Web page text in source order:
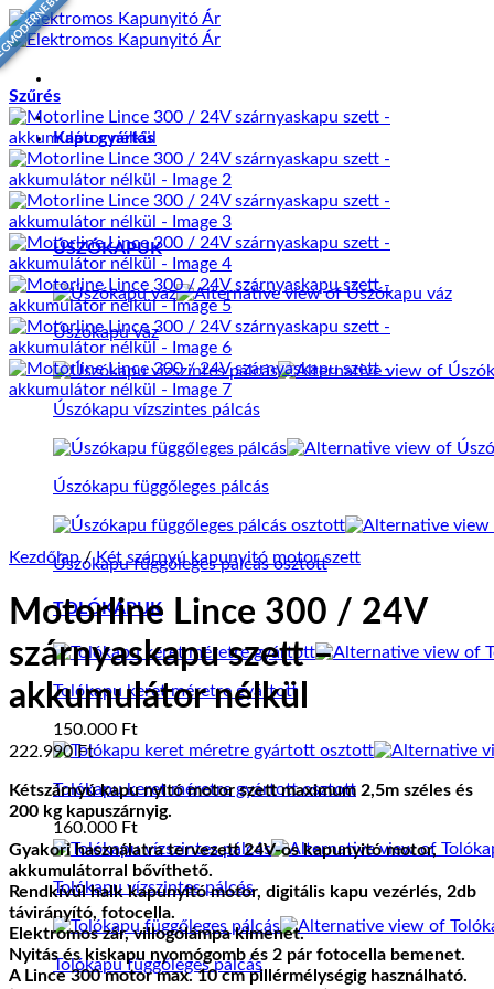
Skip
to
content
Kapu gyártás
ÚSZÓKAPUK
Úszókapu váz
Úszókapu vízszintes pálcás
Úszókapu függőleges pálcás
Úszókapu függőleges pálcás osztott
TOLÓKAPUK
Tolókapu keret méretre gyártott
150.000 Ft
Tolókapu keret méretre gyártott osztott
160.000 Ft
Tolókapu vízszintes pálcás
Tolókapu függőleges pálcás
Szűrés
Kezdőlap / Két szárnyú kapunyitó motor szett
Motorline Lince 300 / 24V
szárnyaskapu szett –
akkumulátor nélkül
222.990 Ft
Kétszárnyú kapu nyitó motor szett maximum 2,5m széles és
200 kg kapuszárnyig.
Gyakori használatra tervezett 24V-os kapunyitó motor,
akkumulátorral bővíthető.
Rendkívül halk kapunyitó motor, digitális kapu vezérlés, 2db
távirányító, fotocella.
Elektromos zár, villogólámpa kimenet.
Nyitás és kiskapu nyomógomb és 2 pár fotocella bemenet.
A Lince 300 motor max. 10 cm pillérmélységig használható.